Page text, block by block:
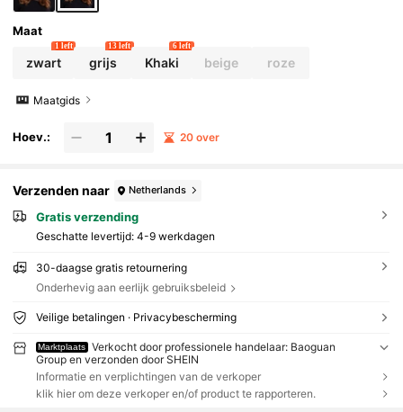
Maat
zwart
1 left
grijs
13 left
Khaki
6 left
beige roze
Maatgids
Hoev.: 20 over
Verzenden naar Netherlands
Gratis verzending
Geschatte levertijd: 4-9 werkdagen
30-daagse gratis retournering
Onderhevig aan eerlijk gebruiksbeleid
Veilige betalingen · Privacybescherming
Marktplaats
Verkocht door professionele handelaar: Baoguan
Group en verzonden door SHEIN
Informatie en verplichtingen van de verkoper
klik hier om deze verkoper en/of product te rapporteren.